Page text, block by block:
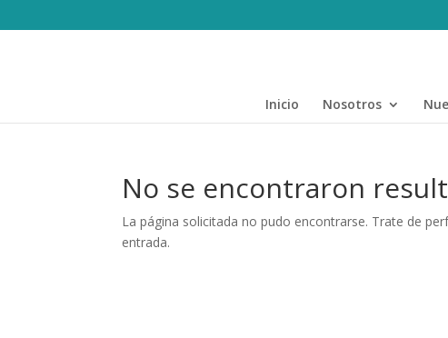
Inicio Nosotros
No se encontraron
La página solicitada no pudo encontrarse. Trate de
entrada.